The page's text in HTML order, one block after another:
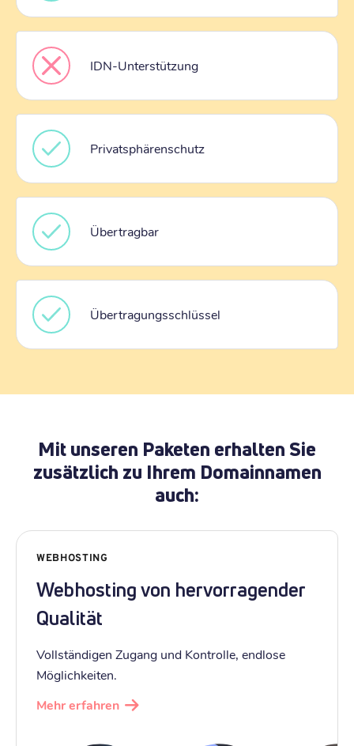
IDN-Unterstützung
Privatsphärenschutz
Übertragbar
Übertragungsschlüssel
Mit unseren Paketen erhalten Sie
zusätzlich zu Ihrem Domainnamen
auch:
WEBHOSTING
Webhosting von hervorragender
Qualität
Vollständigen Zugang und Kontrolle, endlose
Möglichkeiten.
Mehr erfahren